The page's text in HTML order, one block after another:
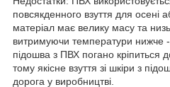
повсякденного взуття для
матеріал має велику масу та
витримуючи температури нижче -
підошва з ПВХ погано кріпиться
тому якісне взуття зі шкіри з
дорога у виробництві.